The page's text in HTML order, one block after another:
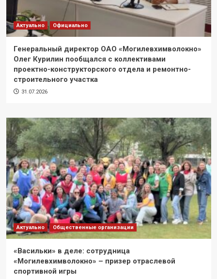
Актуально Официально
Генеральный директор ОАО «Могилевхимволокно»
Олег Курилин пообщался с коллективами
проектно-конструкторского отдела и ремонтно-
строительного участка
31.07.2026
Актуально Общественные организации
«Васильки» в деле: сотрудница
«Могилевхимволокно» – призер отраслевой
спортивной игры